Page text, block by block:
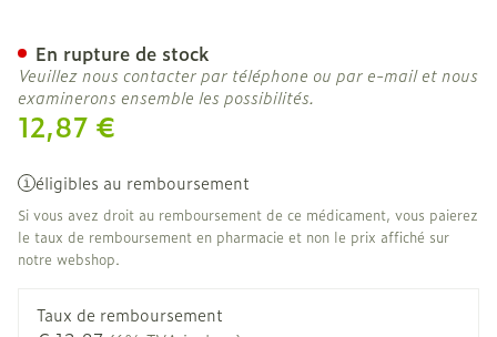
12,87 €
éligibles au remboursement
Si vous avez droit au remboursement de ce médicament, vous paierez
le taux de remboursement en pharmacie et non le prix affiché sur
notre webshop.
Taux de remboursement
En rupture de stock
Veuillez nous contacter par téléphone ou par e-mail et nous
examinerons ensemble les possibilités.